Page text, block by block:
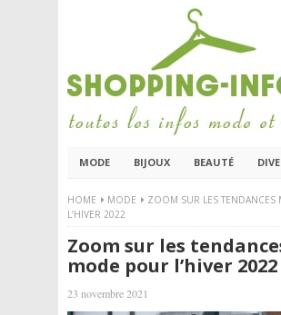
MODE BIJOUX BEAUTÉ
HOME MODE
ZOOM SUR LES TENDANCES
L’HIVER 2022
Zoom sur les
mode pour l’hiver 2022
23 novembre 2021